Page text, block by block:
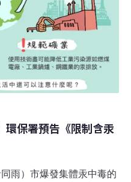
環保署預告《限制含汞
雨）市爆發集體汞中毒的